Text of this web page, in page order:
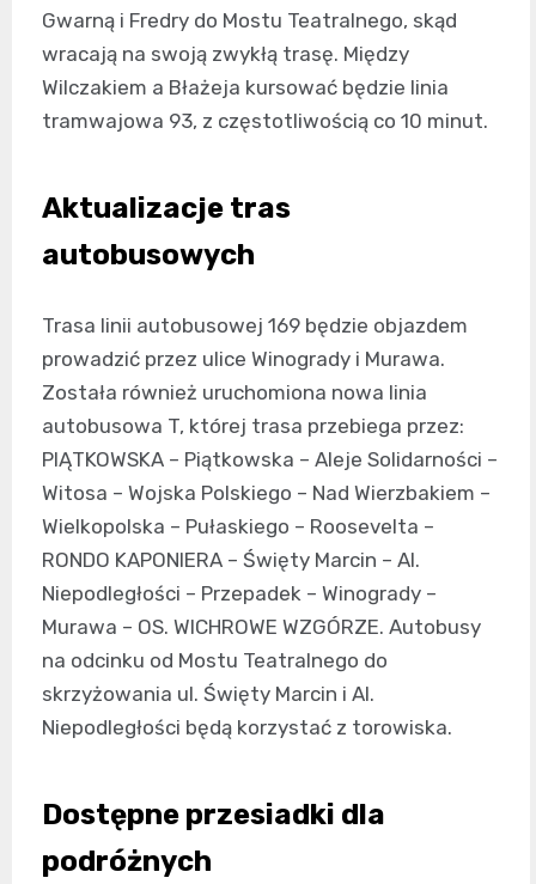
Gwarną i Fredry do Mostu Teatralnego, skąd
wracają na swoją zwykłą trasę. Między
Wilczakiem a Błażeja kursować będzie linia
tramwajowa 93, z częstotliwością co 10 minut.
Aktualizacje tras
autobusowych
Trasa linii autobusowej 169 będzie objazdem
prowadzić przez ulice Winogrady i Murawa.
Została również uruchomiona nowa linia
autobusowa T, której trasa przebiega przez:
PIĄTKOWSKA – Piątkowska – Aleje Solidarności –
Witosa – Wojska Polskiego – Nad Wierzbakiem –
Wielkopolska – Pułaskiego – Roosevelta –
RONDO KAPONIERA – Święty Marcin – Al.
Niepodległości – Przepadek – Winogrady –
Murawa – OS. WICHROWE WZGÓRZE. Autobusy
na odcinku od Mostu Teatralnego do
skrzyżowania ul. Święty Marcin i Al.
Niepodległości będą korzystać z torowiska.
Dostępne przesiadki dla
podróżnych